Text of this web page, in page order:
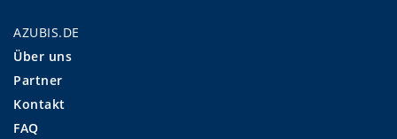
AZUBIS.DE
Über uns
Partner
Kontakt
FAQ